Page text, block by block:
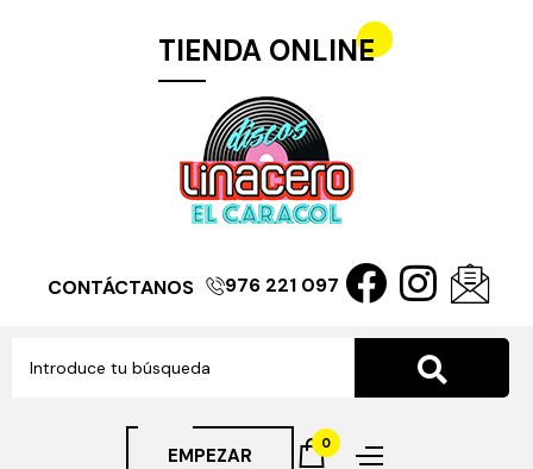
TIENDA ONLINE
CONTÁCTANOS 976 221 097
EMPEZAR
0